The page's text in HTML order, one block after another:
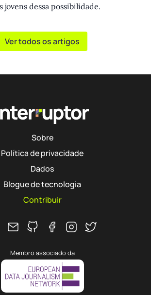
dessa possibilidade.
Ver todos os artigos
Sobre
Política de privacidade
Dados
Blogue de tecnologia
Contribuir
Membro associado da